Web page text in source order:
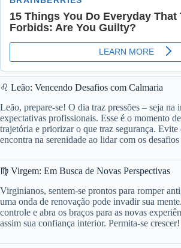
♌ Leão: Vencendo Desafios com Calmaria
Leão, prepare-se! O dia traz pressões – seja na
expectativas profissionais. Esse é o momento
trajetória e priorizar o que traz segurança.
encontra na serenidade ao lidar com os
♍ Virgem: Em Busca de Novas Perspectivas
Virginianos, sentem-se prontos para romper
uma onda de renovação pode invadir sua
controle e abra os braços para as novas
assim sua confiança interior. Permita-se crescer!